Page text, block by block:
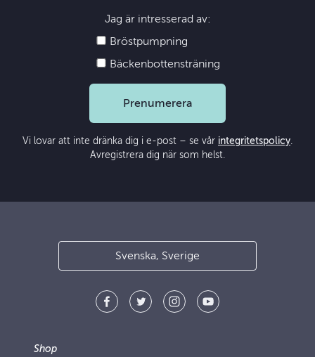
Jag är intresserad av:
Bröstpumpning
Bäckenbottensträning
Prenumerera
Vi lovar att inte dränka dig i e-post – se vår integritetspolicy.
Avregistrera dig när som helst.
Svenska, Sverige
Shop